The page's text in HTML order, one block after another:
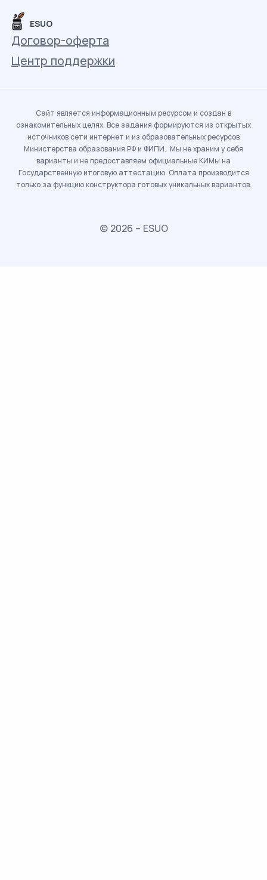
ESUO
Договор-оферта
Центр поддержки
Сайт является информационным ресурсом и создан в
ознакомительных целях. Все задания формируются из открытых
источников сети интернет и из образовательных ресурсов
Министерства образования РФ и ФИПИ. Мы не храним у себя
варианты и не предоставляем официальные КИМы на
Государственную итоговую аттестацию. Оплата производится
только за функцию конструктора готовых уникальных вариантов.
© 2026 – ESUO